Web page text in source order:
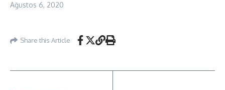
Ağustos 6, 2020
Share this Article